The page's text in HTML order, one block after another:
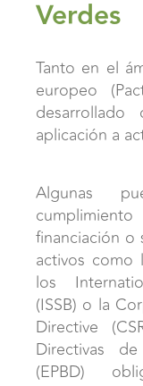
Verdes
Tanto en el
europeo
desarrollado
aplicación a
Algunas
financiación o
activos
los
(ISSB) o la
Directive
Directivas
(EPBD)